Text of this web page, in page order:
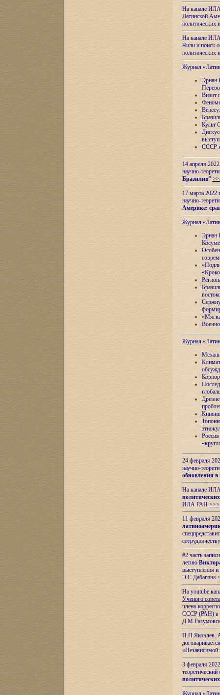
На канале
Латинской
На канале
Чили и поиск
Журнал
Эрнан
Визит
Культ
СССР и
14 апреля
научно-
Бразилии"
17 марта 2022
научно-
Америке:
Журнал
Эрнан
Журнал
24 февраля
научно-
обновления в
На канале
ИЛА РАН >>>
11 февраля
#2 часть
летию
выступления
Э.С.Дабагяна
На youtube
Ученого
члена-
СССР (РАН) в
П.П.Яковлев.
«Независимой
3 февраля
теоретический
Журнал